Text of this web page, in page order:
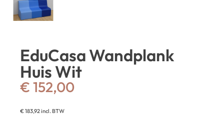
EduCasa Wandplank
Huis Wit
€ 152,00
€183,92incl. BTW